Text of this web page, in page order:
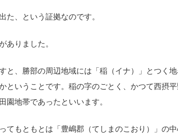
、という証拠なのです。
ありました。
と、勝部の周辺地域には「稲（イナ）」とつく
ということです。稲の字のごとく、かつて西摂
地帯であったといいます。
てもともとは「豊嶋郡（てしまのこおり）」の